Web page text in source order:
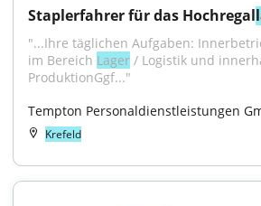
Staplerfahrer für das Hochregal
"...Ihre täglichen Aufgaben:
im Bereich Lager / Logistik und
ProduktionGgf..."
Tempton Personaldienstleistungen
Krefeld